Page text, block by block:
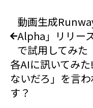
動画生成
Alpha」リリー
で試用してみた
各AIに訊いてみ
ないだろ」を言
す？